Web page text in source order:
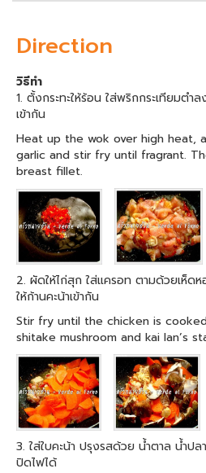
Direction
วิธีทำ
1. ตั้งกระทะให้ร้อน ใส่พริกกระเทียมตำ
เข้ากัน
Heat up the wok over high heat,
garlic and stir fry until fragrant.
breast fillet.
2. ผัดให้ไก่สุก ใส่แครอท ตามด้วยเห็ด
ให้ก้านคะน้าเข้ากัน
Stir fry until the chicken is
shitake mushroom and kai lan’s
3. ใส่ใบคะน้า ปรุงรสด้วย น้ำตาล น้ำป
ปิดไฟได้